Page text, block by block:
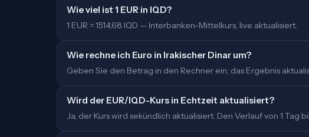
Wie viel ist 1 EUR in IQD?
1 EUR = 1514,68 IQD — Interbanken-Mittelkurs, live aktualisiert.
Wie rechne ich Euro in Irakischer Dinar um?
Geben Sie den Betrag in den Rechner ein; das Ergebnis
Wird der EUR/IQD-Kurs in Echtzeit aktualisiert?
Ja, der Kurs wird sekündlich aktualisiert. Den Verlauf von 1 Tag